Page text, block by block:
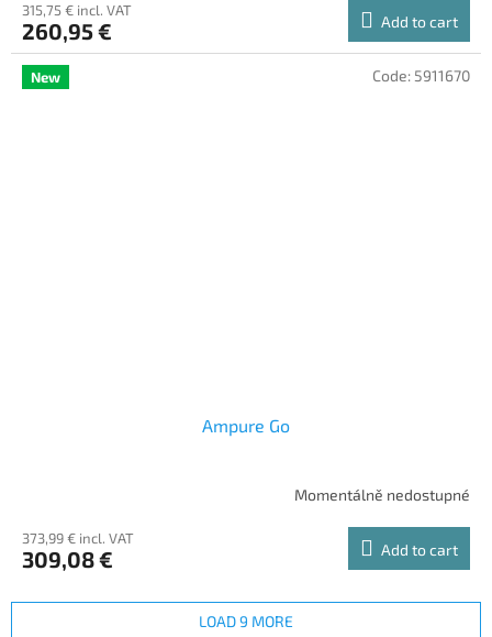
315,75 € incl. VAT
260,95 € Add to cart
New
Ampure Go
Momentálně nedostupné
373,99 € incl. VAT
309,08 € Add to cart
Code: 5911670
LOAD 9 MORE